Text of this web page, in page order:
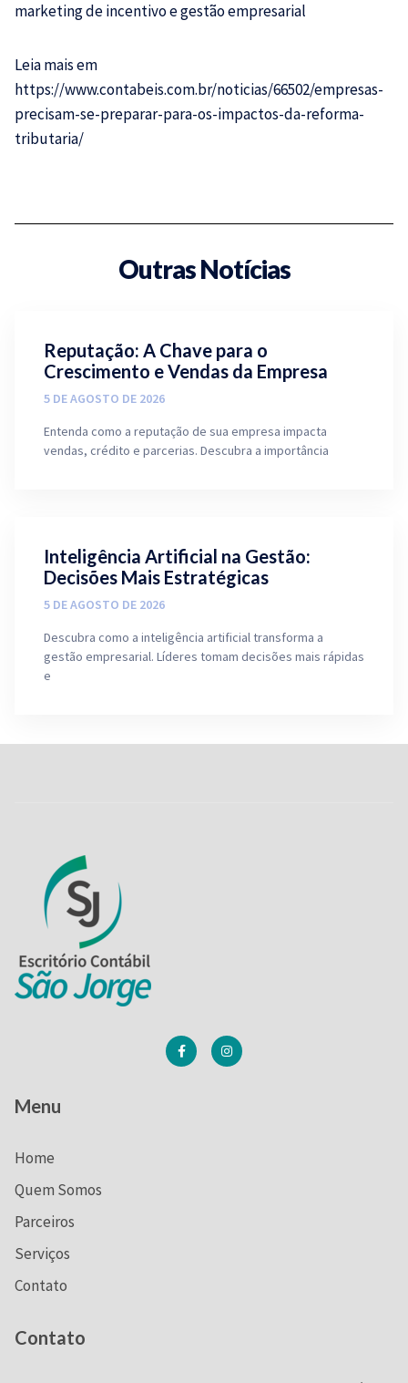
marketing de incentivo e gestão empresarial
Leia mais em
https://www.contabeis.com.br/noticias/66502/empresas-
precisam-se-preparar-para-os-impactos-da-reforma-
tributaria/
Outras Notícias
Reputação: A Chave para o
Crescimento e Vendas da Empresa
5 DE AGOSTO DE 2026
Entenda como a reputação de sua empresa impacta
vendas, crédito e parcerias. Descubra a importância
Inteligência Artificial na Gestão:
Decisões Mais Estratégicas
5 DE AGOSTO DE 2026
Descubra como a inteligência artificial transforma a
gestão empresarial. Líderes tomam decisões mais rápidas
e
Menu
Home
Quem Somos
Parceiros
Serviços
Contato
Contato